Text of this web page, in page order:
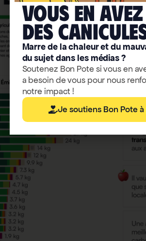
Vous en
deS
Marre de la chaleur et du
du sujet dans les médias ?
Soutenez Bon Pote si vous en
a besoin de vous pour nous
notre impact !
Je soutiens Bon Pote